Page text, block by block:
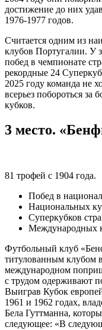
достижение до них
1976-1977 годов.
Считается одним из
клубов Португалии. У
побед в чемпионате
рекордные 24
2025 году команда не
всерьез побороться
кубков.
3 место.
81 трофей с 1904 года.
Побед в
Национальных
Суперкубков
Международных
Футбольный клуб
титулованным клубом
международном
с трудом одерживают
Выиграв Кубок
1961 и 1962 годах,
Бела Гуттманна,
следующее: «В